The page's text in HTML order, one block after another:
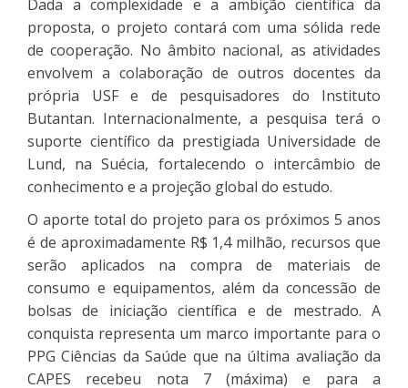
Dada a complexidade e a ambição científica da
proposta, o projeto contará com uma sólida rede
de cooperação. No âmbito nacional, as atividades
envolvem a colaboração de outros docentes da
própria USF e de pesquisadores do Instituto
Butantan. Internacionalmente, a pesquisa terá o
suporte científico da prestigiada Universidade de
Lund, na Suécia, fortalecendo o intercâmbio de
conhecimento e a projeção global do estudo.
O aporte total do projeto para os próximos 5 anos
é de aproximadamente R$ 1,4 milhão, recursos que
serão aplicados na compra de materiais de
consumo e equipamentos, além da concessão de
bolsas de iniciação científica e de mestrado. A
conquista representa um marco importante para o
PPG Ciências da Saúde que na última avaliação da
CAPES recebeu nota 7 (máxima) e para a